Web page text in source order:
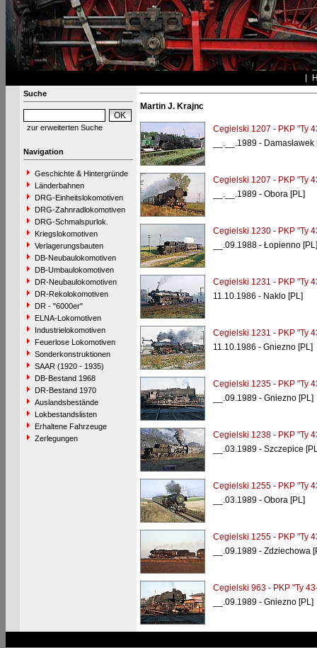
Suche
zur erweiterten Suche
Navigation
Geschichte & Hintergründe
Länderbahnen
DRG-Einheitslokomotiven
DRG-Zahnradlokomotiven
DRG-Schmalspurlok.
Kriegslokomotiven
Verlagerungsbauten
DB-Neubaulokomotiven
DB-Umbaulokomotiven
DR-Neubaulokomotiven
DR-Rekolokomotiven
DR - "6000er"
ELNA-Lokomotiven
Industrielokomotiven
Feuerlose Lokomotiven
Sonderkonstruktionen
SAAR (1920 - 1935)
DB-Bestand 1968
DR-Bestand 1970
Auslandsbestände
Lokbestandslisten
Erhaltene Fahrzeuge
Zerlegungen
Martin J. Krajnc
Cegielski 1207 - PKP "Ty
__.__.1989 - Damasławek
Cegielski 1207 - PKP "Ty
__.__.1989 - Obora [PL]
Cegielski 1230 - PKP "Ty
__.09.1988 - Łopienno [PL]
Cegielski 1231 - PKP "Ty
11.10.1986 - Naklo [PL]
Cegielski 1231 - PKP "Ty
11.10.1986 - Gniezno [PL]
Cegielski 1235 - PKP "Ty
__.09.1989 - Gniezno [PL]
Cegielski 1238 - PKP "Ty
__.03.1989 - Szczepice
Cegielski 1255 - PKP "Ty
__.03.1989 - Obora [PL]
Cegielski 1255 - PKP "Ty
__.09.1989 - Zdziechowa
Cegielski 963 - PKP "Ty
__.09.1989 - Gniezno [PL]